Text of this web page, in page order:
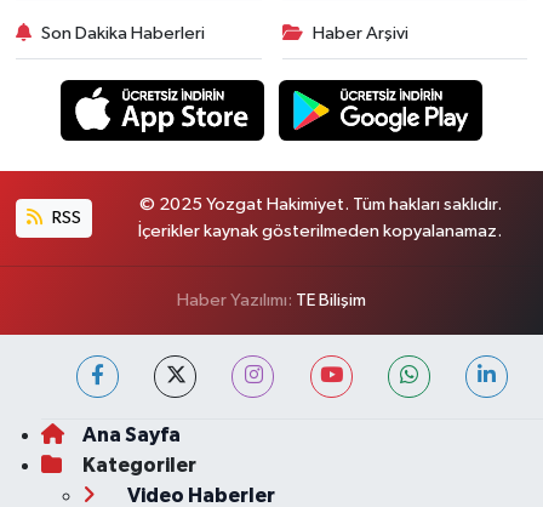
Son Dakika Haberleri Haber Arşivi
RSS
© 2025 Yozgat Hakimiyet. Tüm hakları saklıdır.
İçerikler kaynak gösterilmeden kopyalanamaz.
Haber Yazılımı: TE Bilişim
Ana Sayfa
Kategoriler
Video Haberler